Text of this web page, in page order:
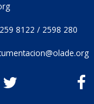
8122 / 2598 280